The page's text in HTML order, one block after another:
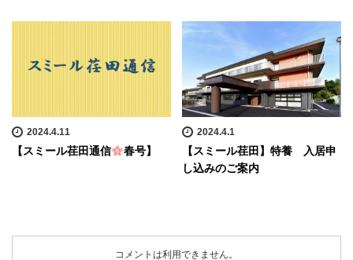
2024.4.11
【スミール荏田通信 春号】
2024.4.1
【スミール荏田】特養 入居申
し込みのご案内
コメントは利用できません。